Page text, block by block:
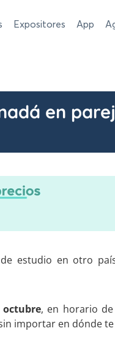
Expositores App
en
estudio en otro
octubre, en horario
importar en dónde